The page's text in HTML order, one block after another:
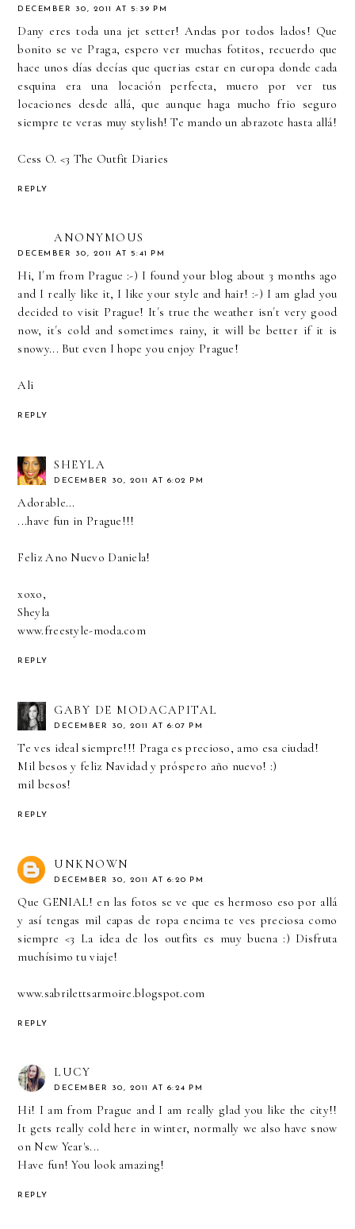
DECEMBER 30, 2011 AT 5:39 PM
Dany eres toda una jet setter! Andas por todos lados! Que
bonito se ve Praga, espero ver muchas fotitos, recuerdo que
hace unos días decías que querias estar en europa donde cada
esquina era una locación perfecta, muero por ver tus
locaciones desde allá, que aunque haga mucho frio seguro
siempre te veras muy stylish! Te mando un abrazote hasta allá!
Cess O. <3 The Outfit Diaries
REPLY
ANONYMOUS
DECEMBER 30, 2011 AT 5:41 PM
Hi, I´m from Prague :-) I found your blog about 3 months ago
and I really like it, I like your style and hair! :-) I am glad you
decided to visit Prague! It´s true the weather isn´t very good
now, it´s cold and sometimes rainy, it will be better if it is
snowy... But even I hope you enjoy Prague!
Ali
REPLY
SHEYLA
DECEMBER 30, 2011 AT 6:02 PM
Adorable...
...have fun in Prague!!!
Feliz Ano Nuevo Daniela!
xoxo,
Sheyla
www.freestyle-moda.com
REPLY
GABY DE MODACAPITAL
DECEMBER 30, 2011 AT 6:07 PM
Te ves ideal siempre!!! Praga es precioso, amo esa ciudad!
Mil besos y feliz Navidad y próspero año nuevo! :)
mil besos!
REPLY
UNKNOWN
DECEMBER 30, 2011 AT 6:20 PM
Que GENIAL! en las fotos se ve que es hermoso eso por allá
y así tengas mil capas de ropa encima te ves preciosa como
siempre <3 La idea de los outfits es muy buena :) Disfruta
muchísimo tu viaje!
www.sabrilettsarmoire.blogspot.com
REPLY
LUCY
DECEMBER 30, 2011 AT 6:24 PM
Hi! I am from Prague and I am really glad you like the city!!
It gets really cold here in winter, normally we also have snow
on New Year's...
Have fun! You look amazing!
REPLY